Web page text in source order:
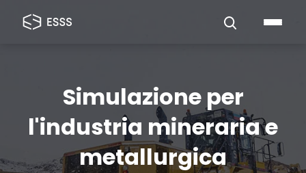
Simulazione per
l'industria mineraria e
metallurgica